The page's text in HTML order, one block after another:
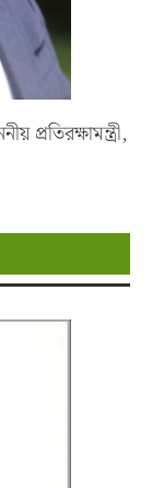
প্রতিরক্ষামন্ত্রী,